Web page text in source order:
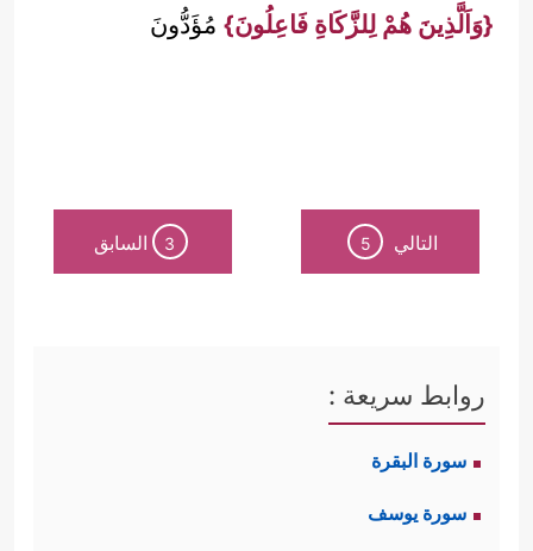
{وَاَلَّذِينَ هُمْ لِلزَّكَاةِ فَاعِلُونَ} مُؤَدُّونَ
التالي 5
3 السابق
روابط سريعة :
سورة البقرة
سورة يوسف